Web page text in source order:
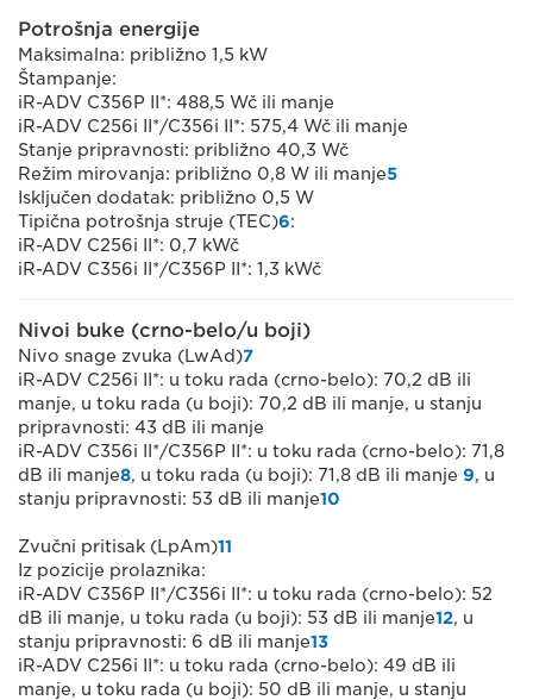
Potrošnja energije
Maksimalna: približno 1,5 kW
Štampanje:
iR-ADV C356P II*: 488,5 Wč ili manje
iR-ADV C256i II*/C356i II*: 575,4 Wč ili manje
Stanje pripravnosti: približno 40,3 Wč
Režim mirovanja: približno 0,8 W ili manje5
Isključen dodatak: približno 0,5 W
Tipična potrošnja struje (TEC)6:
iR-ADV C256i II*: 0,7 kWč
iR-ADV C356i II*/C356P II*: 1,3 kWč
Nivoi buke (crno-belo/u boji)
Nivo snage zvuka (LwAd)7
iR-ADV C256i II*: u toku rada (crno-belo): 70,2 dB ili
manje, u toku rada (u boji): 70,2 dB ili manje, u stanju
pripravnosti: 43 dB ili manje
iR-ADV C356i II*/C356P II*: u toku rada (crno-belo): 71,8
dB ili manje8, u toku rada (u boji): 71,8 dB ili manje 9, u
stanju pripravnosti: 53 dB ili manje10
Zvučni pritisak (LpAm)11
Iz pozicije prolaznika:
iR-ADV C356P II*/C356i II*: u toku rada (crno-belo): 52
dB ili manje, u toku rada (u boji): 53 dB ili manje12, u
stanju pripravnosti: 6 dB ili manje13
iR-ADV C256i II*: u toku rada (crno-belo): 49 dB ili
manje, u toku rada (u boji): 50 dB ili manje, u stanju